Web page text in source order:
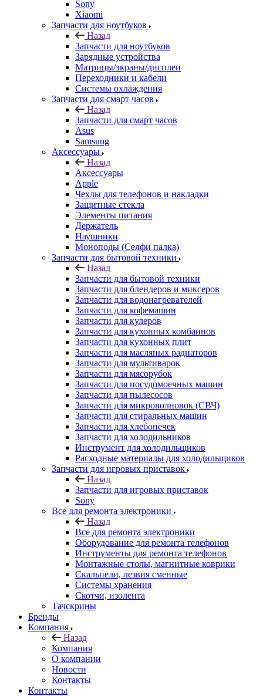
Sony
Xiaomi
Запчасти для ноутбуков
Назад
Запчасти для ноутбуков
Зарядные устройства
Матрицы/экраны/дисплеи
Переходники и кабели
Системы охлаждения
Запчасти для смарт часов
Назад
Запчасти для смарт часов
Asus
Samsung
Аксессуары
Назад
Аксессуары
Apple
Чехлы для телефонов и накладки
Защитные стекла
Элементы питания
Держатель
Наушники
Моноподы (Селфи палка)
Запчасти для бытовой техники
Назад
Запчасти для бытовой техники
Запчасти для блендеров и миксеров
Запчасти для водонагревателей
Запчасти для кофемашин
Запчасти для кулеров
Запчасти для кухонных комбаинов
Запчасти для кухонных плит
Запчасти для масляных радиаторов
Запчасти для мультиварок
Запчасти для мясорубок
Запчасти для посудомоечных машин
Запчасти для пылесосов
Запчасти для микроволновок (СВЧ)
Запчасти для стиральных машин
Запчасти для хлебопечек
Запчасти для холодильников
Инструмент для холодильщиков
Расходные материалы для холодильщиков
Запчасти для игровых приставок
Назад
Запчасти для игровых приставок
Sony
Все для ремонта электроники
Назад
Все для ремонта электроники
Оборудование для ремонта телефонов
Инструменты для ремонта телефонов
Монтажные столы, магнитные коврики
Скальпели, лезвия сменные
Системы хранения
Скотчи, изолента
Тачскрины
Бренды
Компания
Назад
Компания
О компании
Новости
Контакты
Контакты